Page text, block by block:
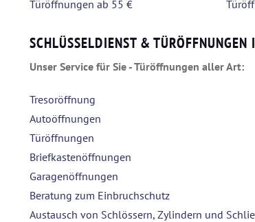
SCHLÜSSELDIENST &
Unser Service für Sie - Türöffnungen aller Art:
Tresoröffnung
Autoöffnungen
Türöffnungen
Briefkastenöffnungen
Garagenöffnungen
Beratung zum Einbruchschutz
Austausch von Schlössern, Zylindern und